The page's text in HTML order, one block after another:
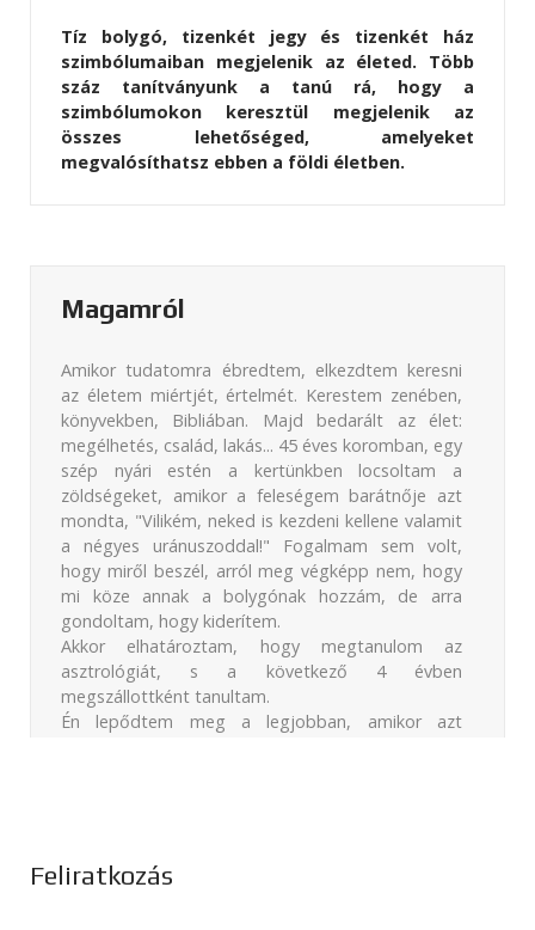
Tíz bolygó, tizenkét jegy és tizenkét ház
szimbólumaiban megjelenik az életed. Több
száz tanítványunk a tanú rá, hogy a
szimbólumokon keresztül megjelenik az
összes lehetőséged, amelyeket
megvalósíthatsz ebben a földi életben.
Magamról
Amikor tudatomra ébredtem, elkezdtem keresni
az életem miértjét, értelmét. Kerestem zenében,
könyvekben, Bibliában. Majd bedarált az élet:
megélhetés, család, lakás... 45 éves koromban, egy
szép nyári estén a kertünkben locsoltam a
zöldségeket, amikor a feleségem barátnője azt
mondta, "Vilikém, neked is kezdeni kellene valamit
a négyes uránuszoddal!" Fogalmam sem volt,
hogy miről beszél, arról meg végképp nem, hogy
mi köze annak a bolygónak hozzám, de arra
gondoltam, hogy kiderítem.
Akkor elhatároztam, hogy megtanulom az
asztrológiát, s a következő 4 évben
megszállottként tanultam.
Én lepődtem meg a legjobban, amikor azt
kincset. Az asztrológia által kell segítenem
Feliratkozás